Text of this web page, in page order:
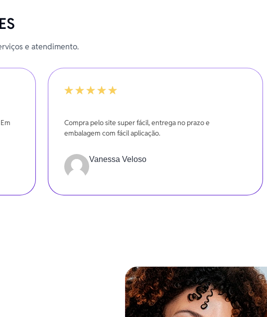
e atendimento.
Compra pelo site super fácil, entrega no prazo e
embalagem com fácil aplicação.
Vanessa Veloso